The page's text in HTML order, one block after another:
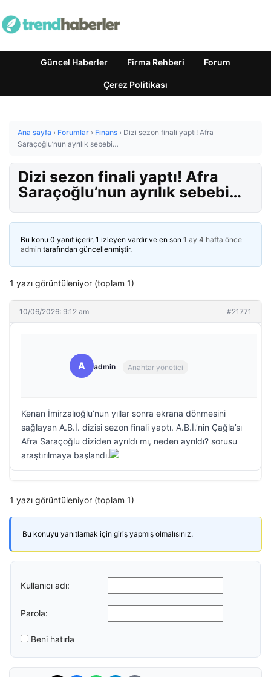
Güncel Haberler Firma Rehberi Forum
Çerez Politikası
Ana sayfa › Forumlar › Finans › Dizi sezon finali yaptı! Afra
Saraçoğlu’nun ayrılık sebebi…
Dizi sezon finali yaptı! Afra
Saraçoğlu’nun ayrılık sebebi…
Bu konu 0 yanıt içerir, 1 izleyen vardır ve en son 1 ay 4 hafta önce
admin tarafından güncellenmiştir.
1 yazı görüntüleniyor (toplam 1)
10/06/2026: 9:12 am #21771
A admin Anahtar yönetici
Kenan İmirzalıoğlu’nun yıllar sonra ekrana dönmesini
sağlayan A.B.İ. dizisi sezon finali yaptı. A.B.İ.’nin Çağla’sı
Afra Saraçoğlu diziden ayrıldı mı, neden ayrıldı? sorusu
araştırılmaya başlandı.
1 yazı görüntüleniyor (toplam 1)
Bu konuyu yanıtlamak için giriş yapmış olmalısınız.
Kullanıcı adı:
Parola:
Beni hatırla